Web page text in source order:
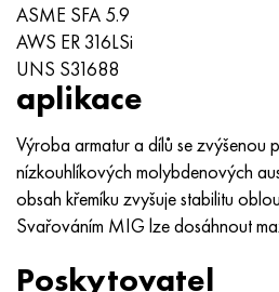
ASME SFA 5.9
AWS ER 316LSi
UNS S31688
aplikace
Výroba armatur a dílů se zvýšenou
nízkouhlíkových molybdenových
obsah křemíku zvyšuje stabilitu
Svařováním MIG lze dosáhnout
Poskytovatel
MP159
Multimet n155
Nicrofer 5923 hMo
Nicrofer 6030
Nitronik 40
Nitronik 50
56DGNH
68NKhVKTYu
79NM, Magnifer 7904
80NM
80NMV-VI
80 NHS
HN73MBTYu
XN70YU
HN75 MBTYu
XN75TBYu
XN77TYu
XN77TYUR
5B
TL5
V 6
TS-6
14 titan
SP -17
1.4567 - AISI 304Cu
1,4570-aisi303Cu
1.4574 - Slitina PH 15-7 Mo®
1.4580 - AISI 316Cb
1,4597 - AISI 204Cu
Slitina 28 - 1,4563
15X16H2AM
18X11MNFB
18X12VMBFR
20X12VNMF
20H3MMF
21NKMT
30X, AISI 5130, 30h
30hgs, 30hgs
30hgsa, 30hgsa
30hgsn2a, 30hgsna
30xn2ma, 30CrNiMo8
30хн3а, 31nicr14